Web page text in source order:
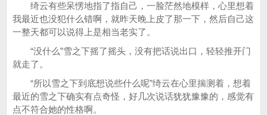
绮云有些呆愣地指了指自己，一脸茫然地模样，心里想着
我最近也没犯什么错啊，就昨天晚上皮了那一下，然后自己这
一整天都可以说得上是相当老实了。
“没什么”雪之下摇了摇头，没有把话说出口，轻轻推开门
就走了。
“所以雪之下到底想说些什么呢”绮云在心里揣测着，想着
最近的雪之下确实有点奇怪，好几次说话犹犹豫豫的，感觉有
点不符合她的性格啊。